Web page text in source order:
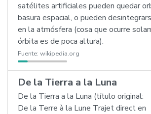
satélites artificiales pueden quedar
basura espacial, o pueden
en la atmósfera (cosa que ocurre
órbita es de poca altura).
Fuente: wikipedia.org
De la Tierra a la Luna
De la Tierra a la Luna (título original:
De la Terre à la Lune Trajet direct en